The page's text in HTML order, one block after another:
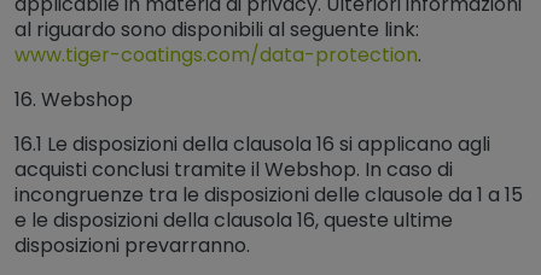
al riguardo sono disponibili al seguente link:
www.tiger-coatings.com/data-protection​​​​​​​.
16. Webshop
16.1 Le disposizioni della clausola 16 si applicano agli
acquisti conclusi tramite il Webshop. In caso di
incongruenze tra le disposizioni delle clausole da 1 a 15
e le disposizioni della clausola 16, queste ultime
disposizioni prevarranno.